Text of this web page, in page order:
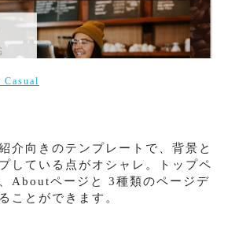
Casual
介向きのテンプレートで、背景と
している点がオシャレ。トップペ
Aboutページと 3種類のページデ
ことができます。